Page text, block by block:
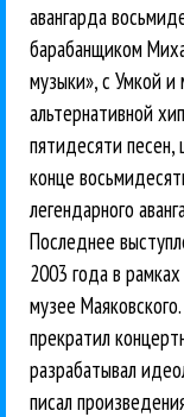
авангарда
барабанщиком
музыки», с Умкой
альтернативной
пятидесяти
конце
легендарного
Последнее
2003 года в
музее
прекратил
разрабатывал
писал